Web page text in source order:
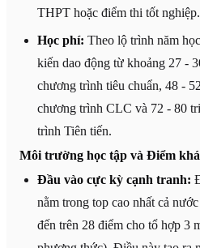
THPT hoặc điểm thi tốt nghiệp.
Học phí: Theo lộ trình năm
kiến dao động từ khoảng 27 -
chương trình tiêu chuẩn, 48 -
chương trình CLC và 72 - 80
trình Tiên tiến.
Môi trường học tập và Điểm
Đầu vào cực kỳ cạnh tranh:
nằm trong top cao nhất cả
đến trên 28 điểm cho tổ hợp 3